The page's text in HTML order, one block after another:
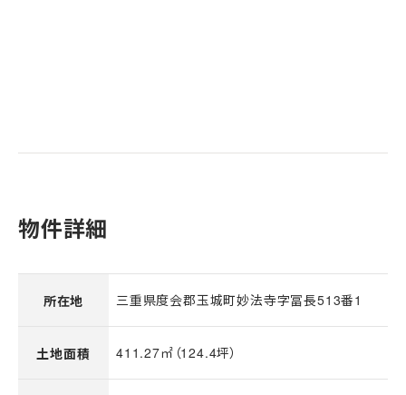
物件詳細
所在地 三重県度会郡玉城町妙法寺字冨長513番1
土地面積 411.27㎡（124.4坪）